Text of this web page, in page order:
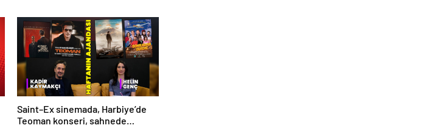
Saint–Ex sinemada, Harbiye’de
Teoman konseri, sahnede